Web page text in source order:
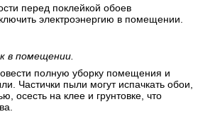
перед поклейкой обоев
электроэнергию в помещении.
в помещении.
полную уборку помещения и
Частички пыли могут испачкать обои,
осесть на клее и грунтовке, что